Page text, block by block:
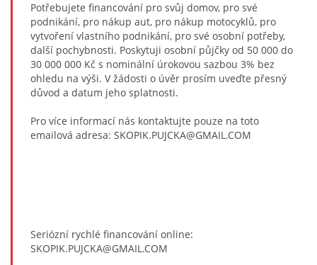
Potřebujete financování pro svůj domov, pro své
podnikání, pro nákup aut, pro nákup motocyklů, pro
vytvoření vlastního podnikání, pro své osobní potřeby,
další pochybnosti. Poskytuji osobní půjčky od 50 000 do
30 000 000 Kč s nominální úrokovou sazbou 3% bez
ohledu na výši. V žádosti o úvěr prosím uveďte přesný
důvod a datum jeho splatnosti.
Pro více informací nás kontaktujte pouze na toto
emailová adresa: SKOPIK.PUJCKA@GMAIL.COM
Seriózní rychlé financování online:
SKOPIK.PUJCKA@GMAIL.COM